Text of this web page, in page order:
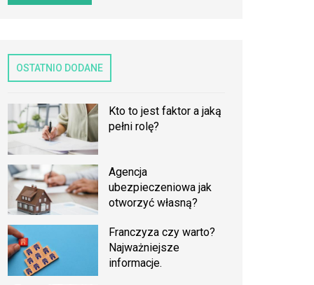
OSTATNIO DODANE
Kto to jest faktor a jaką
pełni rolę?
Agencja
ubezpieczeniowa jak
otworzyć własną?
Franczyza czy warto?
Najważniejsze
informacje.